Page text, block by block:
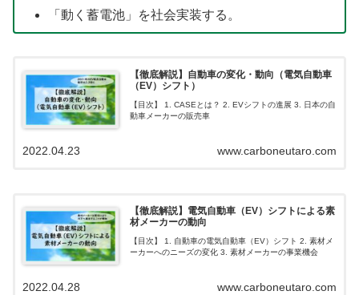
「動く蓄電池」を社会実装する。
【徹底解説】自動車の変化・動向（電気自動車
（EV）シフト）
【目次】 1. CASEとは？ 2. EVシフトの進展 3. 日本の自
動車メーカーの販売車
www.carboneutaro.com
2022.04.23
【徹底解説】電気自動車（EV）シフトによる素
材メーカーの動向
【目次】 1. 自動車の電気自動車（EV）シフト 2. 素材メ
ーカーへのニーズの変化 3. 素材メーカーの事業機会
www.carboneutaro.com
2022.04.28